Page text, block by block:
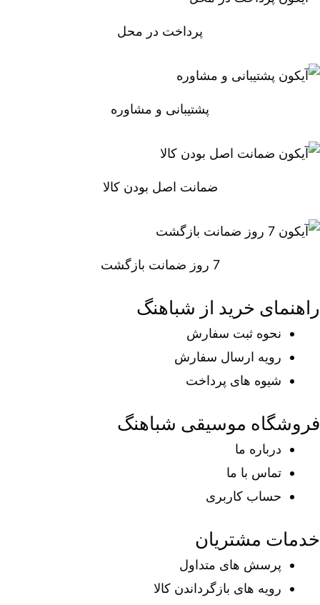
پرداخت در محل
پشتیبانی و مشاوره
ضمانت اصل بودن کالا
7 روز ضمانت بازگشت
راهنمای خرید از شباهنگ
نحوه ثبت سفارش
رویه ارسال سفارش
شیوه های پرداخت
فروشگاه موسیقی شباهنگ
درباره ما
تماس با ما
حساب کاربری
خدمات مشتریان
پرسش های متداول
رویه های بازگرداندن کالا